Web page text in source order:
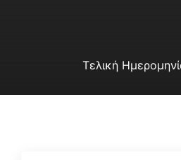
Τελική